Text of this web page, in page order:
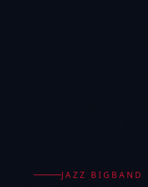
JAZZ BIGBAND